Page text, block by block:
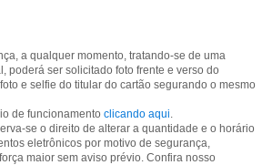
a qualquer momento, tratando-se de uma
poderá ser solicitado foto frente e verso do
e selfie do titular do cartão segurando o mesmo
de funcionamento clicando aqui.
se o direito de alterar a quantidade e o horário
eletrônicos por motivo de segurança,
maior sem aviso prévio. Confira nosso